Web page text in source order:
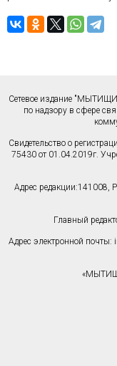
Сетевое издание
по надзору в сфере
Свидетельство о
75430 от 01.04.2019г.
Адрес редакции:141008,
Главный
Адрес электронной почты: